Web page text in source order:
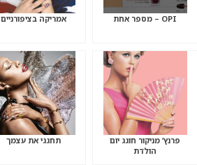
OPI – מספר אחת אמריקה בציפורניים
פרנץ’ מניקור חוגג יום
הולדת
תחגגי את עצמך